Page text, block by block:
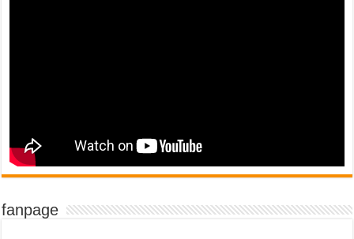
fanpage